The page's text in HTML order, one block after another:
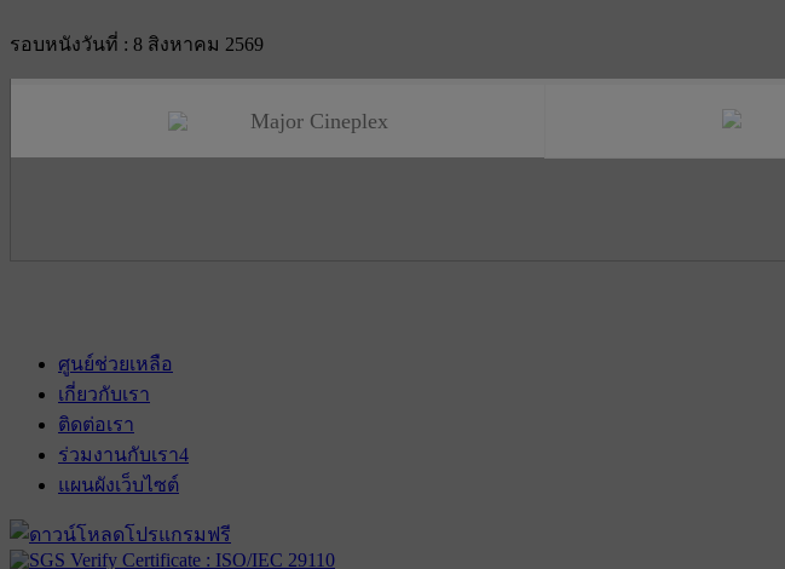
รอบหนังวันที่ : 8 สิงหาคม 2569
Major Cineplex
ศูนย์ช่วยเหลือ
เกี่ยวกับเรา
ติดต่อเรา
ร่วมงานกับเรา4
แผนผังเว็บไซต์